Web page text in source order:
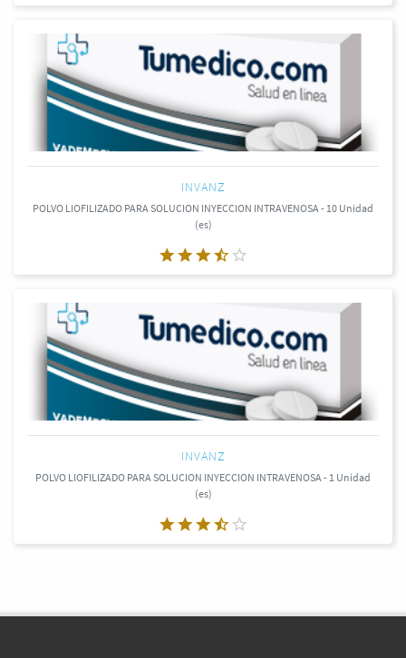
INVANZ
POLVO LIOFILIZADO PARA SOLUCION INYECCION INTRAVENOSA - 10 Unidad
(es)
INVANZ
POLVO LIOFILIZADO PARA SOLUCION INYECCION INTRAVENOSA - 1 Unidad
(es)